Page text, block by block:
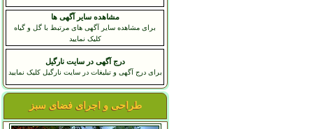
مشاهده سایر آگهی ها
برای مشاهده سایر آگهی های مرتبط با گل و گیاه
کلیک نمایید
درج آگهی در سایت نارگیل
برای درج آگهی و تبلیغات در سایت نارگیل کلیک نمایید
طراحی و اجرای فضای سبز